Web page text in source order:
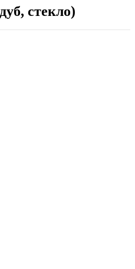
стекло)